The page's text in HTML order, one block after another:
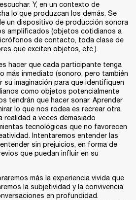
Y, en un contexto de
lo que produzcan los demás. Se
un dispositivo de producción sonora
amplificados (objetos cotidianos a
de contacto, toda clase de
que exciten objetos, etc.).
hacer que cada participante tenga
más inmediato (sonoro, pero también
su imaginación para que identifiquen
como objetos potencialmente
tendrán que hacer sonar. Aprender
lo que nos rodea es recrear otra
realidad a veces demasiado
tecnológicas que no favorecen
Intentaremos entender las
sin prejuicios, en forma de
que puedan influir en su
más la experiencia vivida que
la subjetividad y la convivencia
en profundidad.